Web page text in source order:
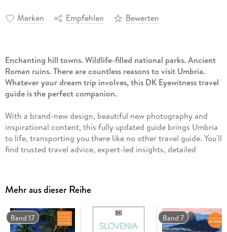
Merken Empfehlen Bewerten
Enchanting hill towns. Wildlife-filled national parks. Ancient
Roman ruins. There are countless reasons to visit Umbria.
Whatever your dream trip involves, this DK Eyewitness travel
guide is the perfect companion.
With a brand-new design, beautiful new photography and
inspirational content, this fully updated guide brings Umbria
to life, transporting you there like no other travel guide. You'll
find trusted travel advice, expert-led insights, detailed
neighbourhoods.
You'll discover:
Mehr aus dieser Reihe
Band 17 Band 7